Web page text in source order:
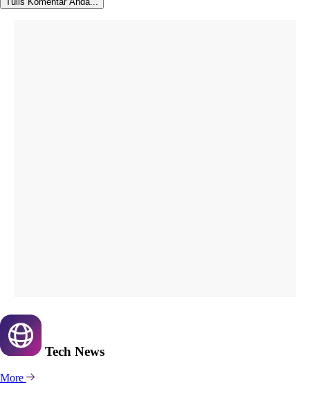
Tech News
More